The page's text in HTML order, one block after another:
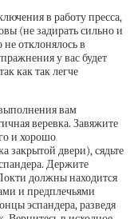
в работу пресса,
(не задирать сильно и
не отклонялось в
у вас будет
как так легче
вам
веревка. Завяжите
и хорошо
закрытой двери), сядьте
Держите
должны находится
и предплечьями
эспандера, разведя